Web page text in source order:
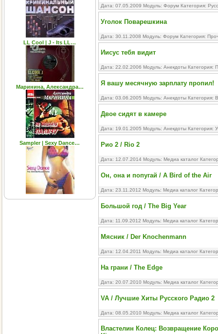
LL Cool | J - Its LL…
Маринина, Александра…
Sampler | Sexy Dance…
Дата: 07.05.2009 Модуль: Форум Категория:
Уголок Поварешкина
Дата: 30.11.2008 Модуль: Форум Категория:
Иисус тебя видит
Дата: 22.02.2006 Модуль: Анекдоты Категория:
Я вашу месячную зарплату пропил!
Дата: 03.06.2005 Модуль: Анекдоты Категория:
Двое сидят в камере
Дата: 19.01.2005 Модуль: Анекдоты Категория:
Рио 2 / Rio 2
Дата: 12.07.2014 Модуль: Медиа каталог
Он, она и попугай / A Bird of the Air
Дата: 23.11.2012 Модуль: Медиа каталог
Большой год / The Big Year
Дата: 11.09.2012 Модуль: Медиа каталог
Мясник / Der Knochenmann
Дата: 12.04.2011 Модуль: Медиа каталог
На грани / The Edge
Дата: 20.07.2010 Модуль: Медиа каталог
VA / Лучшие Хиты Русского Радио 2
Дата: 08.05.2010 Модуль: Медиа каталог
Властелин Колец: Возвращение